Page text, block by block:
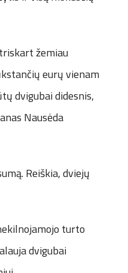
žemiau
eurų vienam
dvigubai didesnis,
Nausėda
Reiškia, dviejų
turto
dvigubai